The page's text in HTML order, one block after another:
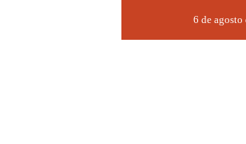
6 de agosto